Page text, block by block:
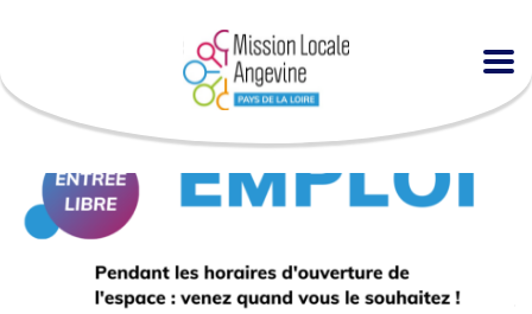
Accueil Agenda Espace EMPLOI à la MLA